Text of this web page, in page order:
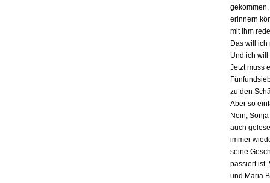
erinnern
mit ihm
Das will
Und ich
Jetzt muss
zu den
Aber so
Nein,
auch
immer
seine
passiert ist.
und Maria